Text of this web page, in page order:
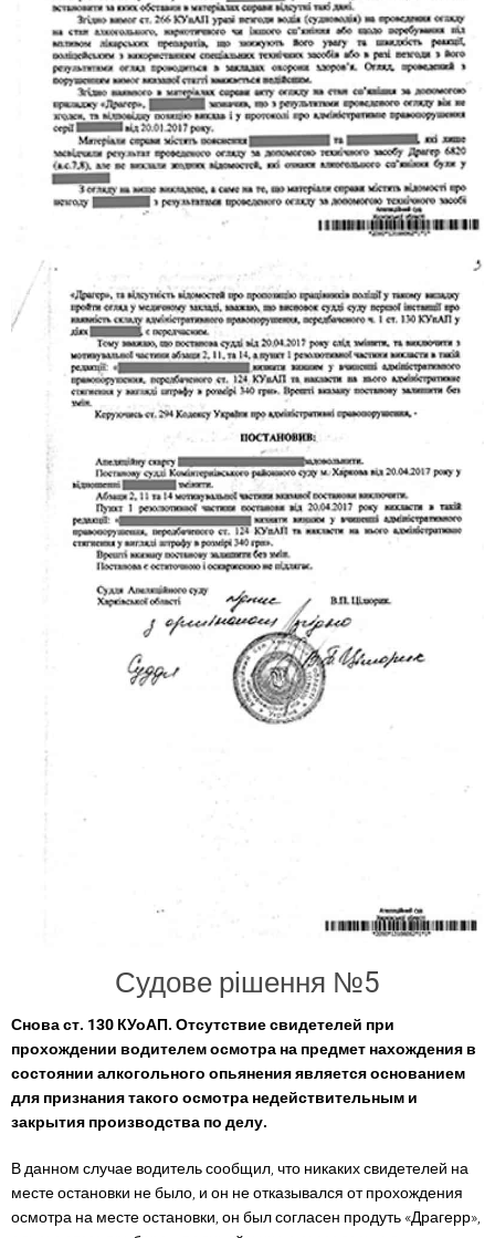
Судове рішення №5
Снова ст. 130 КУоАП. Отсутствие свидетелей при
прохождении водителем осмотра на предмет нахождения в
состоянии алкогольного опьянения является основанием
для признания такого осмотра недействительным и
закрытия производства по делу.
В данном случае водитель сообщил, что никаких свидетелей на
месте остановки не было, и он не отказывался от прохождения
осмотра на месте остановки, он был согласен продуть «Драгерр»,